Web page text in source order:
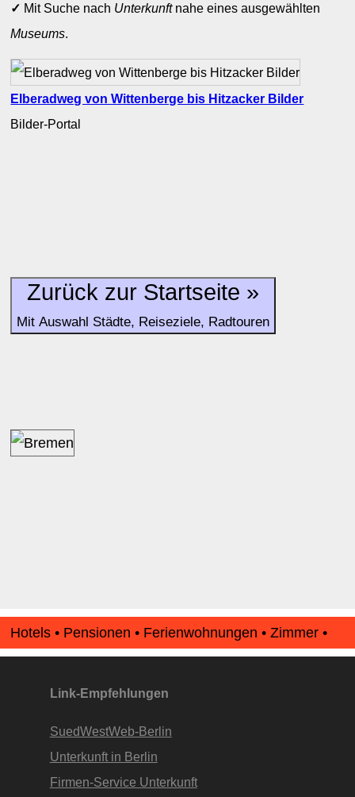
✓ Mit Suche nach Unterkunftnahe eines ausgewählten
Museums.
Elberadweg von Wittenberge bis Hitzacker Bilder
Bilder-Portal
Zurück zur Startseite »
Mit Auswahl Städte, Reiseziele, Radtouren
Hotels • Pensionen • Ferienwohnungen • Zimmer •
Apartments • www.Finde-Unterkunft.de
Link-Empfehlungen
SuedWestWeb-Berlin
Unterkunft in Berlin
Firmen-Service Unterkunft